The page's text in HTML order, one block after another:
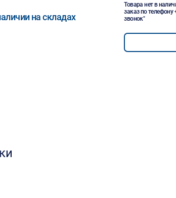
на складах
Товара нет в
заказ по телефону
звонок"